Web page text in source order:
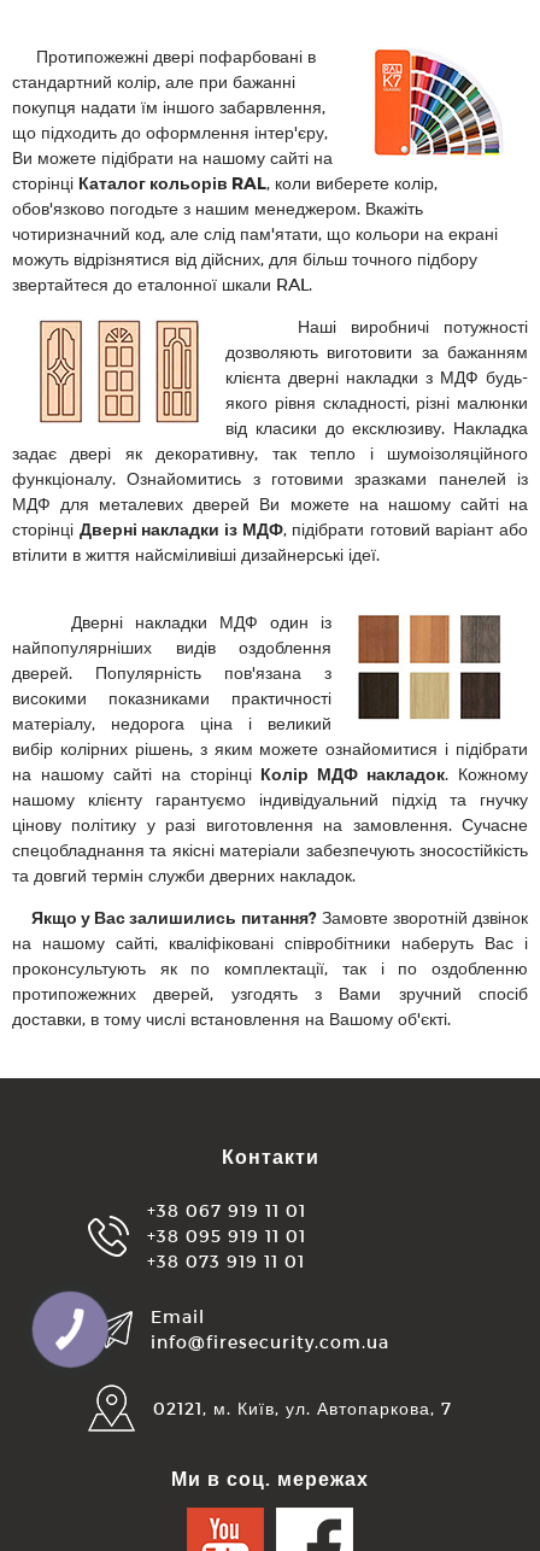
Протипожежні двері пофарбовані в
стандартний колір, але при бажанні
покупця надати їм іншого забарвлення,
що підходить до оформлення інтер'єру,
Ви можете підібрати на нашому сайті на
сторінці Каталог кольорів RAL, коли виберете колір,
обов'язково погодьте з нашим менеджером. Вкажіть
чотиризначний код, але слід пам'ятати, що кольори на екрані
можуть відрізнятися від дійсних, для більш точного підбору
звертайтеся до еталонної шкали RAL.
Наші виробничі потужності
дозволяють виготовити за бажанням
клієнта дверні накладки з МДФ будь-
якого рівня складності, різні малюнки
від класики до ексклюзиву. Накладка
задає двері як декоративну, так тепло і шумоізоляційного
функціоналу. Ознайомитись з готовими зразками панелей із
МДФ для металевих дверей Ви можете на нашому сайті на
сторінці Дверні накладки із МДФ, підібрати готовий варіант або
втілити в життя найсміливіші дизайнерські ідеї.
Дверні накладки МДФ один із
найпопулярніших видів оздоблення
дверей. Популярність пов'язана з
високими показниками практичності
матеріалу, недорога ціна і великий
вибір колірних рішень, з яким можете ознайомитися і підібрати
на нашому сайті на сторінці Колір МДФ накладок. Кожному
нашому клієнту гарантуємо індивідуальний підхід та гнучку
цінову політику у разі виготовлення на замовлення. Сучасне
спецобладнання та якісні матеріали забезпечують зносостійкість
та довгий термін служби дверних накладок.
Якщо у Вас залишились питання?Замовте зворотній дзвінок
на нашому сайті, кваліфіковані співробітники наберуть Вас і
проконсультують як по комплектації, так і по оздобленню
протипожежних дверей, узгодять з Вами зручний спосіб
доставки, в тому числі встановлення на Вашому об'єкті.
Контакти
+38 067 919 11 01
+38 095 919 11 01
+38 073 919 11 01
Email
info@firesecurity.com.ua
02121, м. Київ, ул. Автопаркова, 7
Ми в соц. мережах
КНОПКА
ЗВ'ЯЗКУ